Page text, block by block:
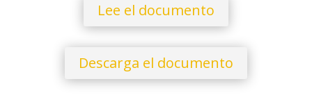
Lee el documento
Descarga el documento